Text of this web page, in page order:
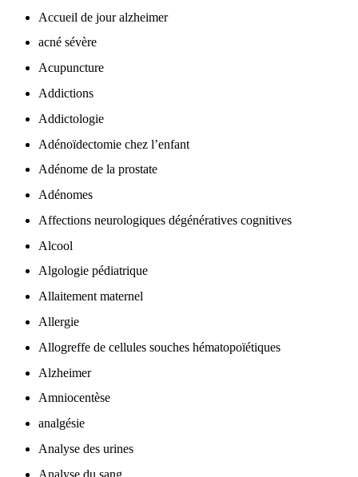
Accueil de jour alzheimer
acné sévère
Acupuncture
Addictions
Addictologie
Adénoïdectomie chez l’enfant
Adénome de la prostate
Adénomes
Affections neurologiques dégénératives cognitives
Alcool
Algologie pédiatrique
Allaitement maternel
Allergie
Allogreffe de cellules souches hématopoïétiques
Alzheimer
Amniocentèse
analgésie
Analyse des urines
Analyse du sang